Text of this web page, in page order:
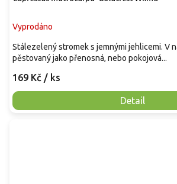
Vyprodáno
169 Kč / ks
Detail
Stálezelený stromek s jemnými jehlicemi. V
pěstovaný jako přenosná, nebo pokojová...